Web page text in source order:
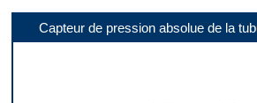
Capteur de pression absolue de la